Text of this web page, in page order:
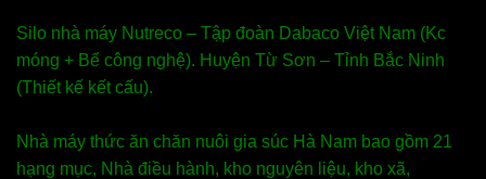
Silo nhà máy Nutreco – Tập đoàn Dabaco Việt Nam (Kc
móng + Bể công nghệ). Huyện Từ Sơn – Tỉnh Bắc Ninh
(Thiết kế kết cấu).
Nhà máy thức ăn chăn nuôi gia súc Hà Nam bao gồm 21
hạng mục, Nhà điều hành, kho nguyên liệu, kho xã,